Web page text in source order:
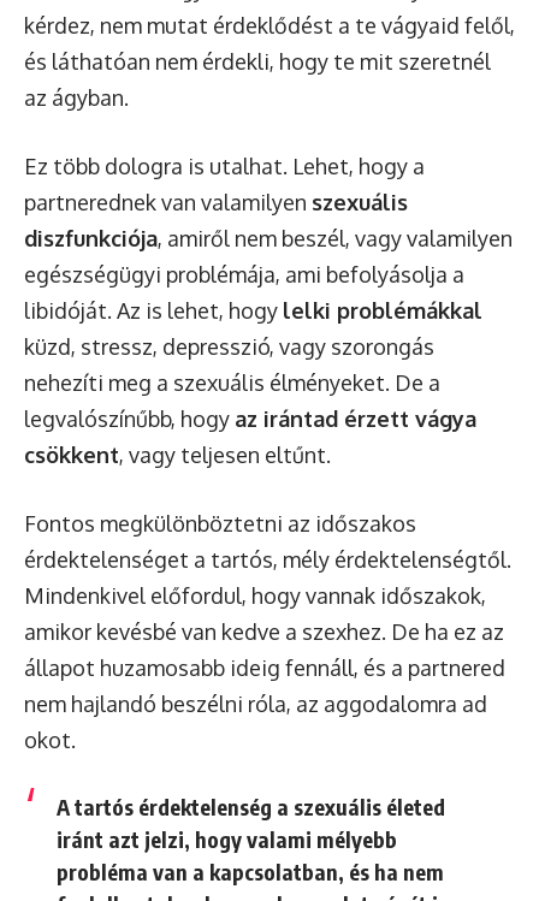
kérdez, nem mutat érdeklődést a te vágyaid felől,
és láthatóan nem érdekli, hogy te mit szeretnél
az ágyban.
Ez több dologra is utalhat. Lehet, hogy a
partnerednek van valamilyen szexuális
diszfunkciója, amiről nem beszél, vagy valamilyen
egészségügyi problémája, ami befolyásolja a
libidóját. Az is lehet, hogy lelki problémákkal
küzd, stressz, depresszió, vagy szorongás
nehezíti meg a szexuális élményeket. De a
legvalószínűbb, hogy az irántad érzett vágya
csökkent, vagy teljesen eltűnt.
Fontos megkülönböztetni az időszakos
érdektelenséget a tartós, mély érdektelenségtől.
Mindenkivel előfordul, hogy vannak időszakok,
amikor kevésbé van kedve a szexhez. De ha ez az
állapot huzamosabb ideig fennáll, és a partnered
nem hajlandó beszélni róla, az aggodalomra ad
okot.
A tartós érdektelenség a szexuális életed
iránt azt jelzi, hogy valami mélyebb
probléma van a kapcsolatban, és ha nem